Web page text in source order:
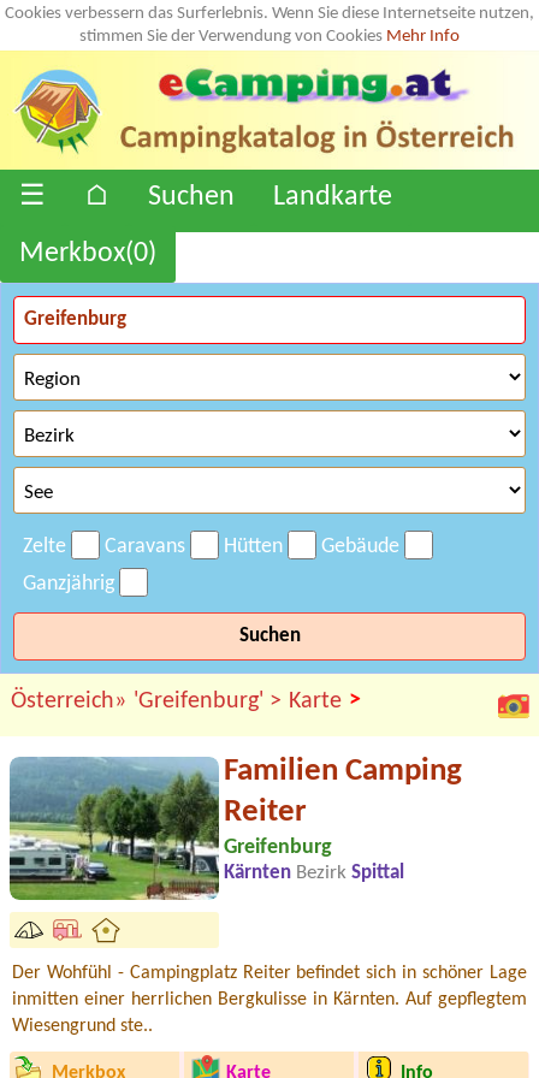
Cookies verbessern das Surferlebnis. Wenn Sie diese Internetseite nutzen,
stimmen Sie der Verwendung von Cookies Mehr Info
☰ ⌂ Suchen
Landkarte
Merkbox(0)
Zelte Caravans Hütten
Gebäude
Ganzjährig
Suchen
Österreich» 'Greifenburg' > Karte >
Familien Camping
Reiter
Greifenburg
Kärnten Bezirk Spittal
Der Wohfühl - Campingplatz Reiter befindet sich in schöner Lage
inmitten einer herrlichen Bergkulisse in Kärnten. Auf gepflegtem
Wiesengrund ste..
Merkbox Karte Info